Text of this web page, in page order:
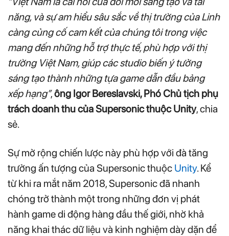
năng, và sự am hiểu sâu sắc về thị trường của Linh
càng củng cố cam kết của chúng tôi trong việc
mang đến những hỗ trợ thực tế, phù hợp với thị
trường Việt Nam, giúp các studio biến ý tưởng
sáng tạo thành những tựa game dẫn đầu bảng
xếp hạng”,ông Igor Bereslavski, Phó Chủ tịch phụ
trách doanh thu của Supersonic thuộc Unity, chia
sẻ.
Sự mở rộng chiến lược này phù hợp với đà tăng
trưởng ấn tượng của Supersonic thuộc Unity. Kể
từ khi ra mắt năm 2018, Supersonic đã nhanh
chóng trở thành một trong những đơn vị phát
hành game di động hàng đầu thế giới, nhờ khả
năng khai thác dữ liệu và kinh nghiệm dày dặn để